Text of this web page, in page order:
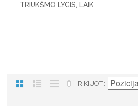
TRIUKŠMO LYGIS, LAIK
RIKIUOTI